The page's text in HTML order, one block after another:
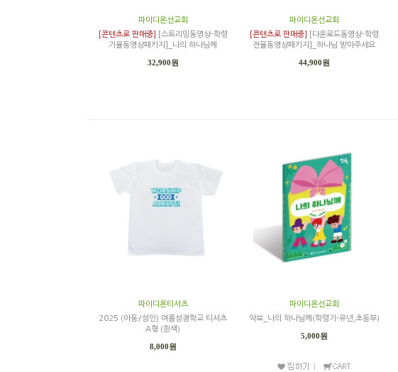
파이디온선교회
[콘텐츠로 판매중]
[스트리밍동영상-학령
기율동영상패키지]_나의 하나님께
32,900원
파이디온선교회
[콘텐츠로 판매중]
[다운로드동영상-학령
전율동영상패키지]_하나님 받아주세요
44,900원
파이디온티셔츠
2025 (아동/성인) 여름성경학교 티셔츠
A형 (흰색)
8,000원
파이디온선교회
악보_나의 하나님께(학령기-유년,초등부)
5,000원